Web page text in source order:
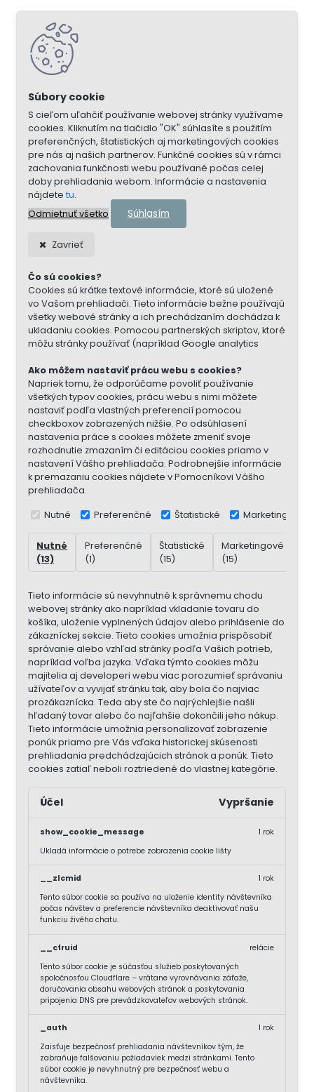
S cieľom uľahčiť používanie webovej stránky využívame
cookies. Kliknutím na tlačidlo "OK" súhlasíte s použitím
preferenčných, štatistických aj marketingových cookies
pre nás aj našich partnerov. Funkčné cookies sú v rámci
zachovania funkčnosti webu používané počas celej
doby prehliadania webom. Informácie a nastavenia
nájdete tu.
Odmietnuť všetko
Súhlasím
Zavrieť
Čo sú cookies?
Cookies sú krátke textové informácie, ktoré sú uložené
vo Vašom prehliadači. Tieto informácie bežne používajú
všetky webové stránky a ich prechádzaním dochádza k
ukladaniu cookies. Pomocou partnerských skriptov, ktoré
môžu stránky používať (napríklad Google analytics
Ako môžem nastaviť prácu webu s cookies?
Napriek tomu, že odporúčame povoliť používanie
všetkých typov cookies, prácu webu s nimi môžete
nastaviť podľa vlastných preferencií pomocou
checkboxov zobrazených nižšie. Po odsúhlasení
nastavenia práce s cookies môžete zmeniť svoje
rozhodnutie zmazaním či editáciou cookies priamo v
nastavení Vášho prehliadača. Podrobnejšie informácie
k premazaniu cookies nájdete v Pomocníkovi Vášho
prehliadača.
Nutné Preferenčné Štatistické Marketingové
Nutné
(13)
Preferenčné
(1)
Štatistické
(15)
Marketingové
(15)
Tieto informácie sú nevyhnutné k správnemu chodu
webovej stránky ako napríklad vkladanie tovaru do
košíka, uloženie vyplnených údajov alebo prihlásenie do
zákazníckej sekcie. Tieto cookies umožnia prispôsobiť
správanie alebo vzhľad stránky podľa Vašich potrieb,
napríklad voľba jazyka. Vďaka týmto cookies môžu
majitelia aj developeri webu viac porozumieť správaniu
užívateľov a vyvijať stránku tak, aby bola čo najviac
prozákaznícka. Teda aby ste čo najrýchlejšie našli
hľadaný tovar alebo čo najľahšie dokončili jeho nákup.
Tieto informácie umožnia personalizovať zobrazenie
ponúk priamo pre Vás vďaka historickej skúsenosti
prehliadania predchádzajúcich stránok a ponúk. Tieto
cookies zatiaľ neboli roztriedené do vlastnej kategórie.
Účel Vypršanie
show_cookie_message
Ukladá informácie o potrebe zobrazenia cookie lišty
1 rok
__zlcmid
Tento súbor cookie sa používa na uloženie identity návštevníka
počas návštev a preferencie návštevníka deaktivovať našu
funkciu živého chatu.
1 rok
__cfruid
Tento súbor cookie je súčasťou služieb poskytovaných
spoločnosťou Cloudflare – vrátane vyrovnávania záťaže,
doručovania obsahu webových stránok a poskytovania
pripojenia DNS pre prevádzkovateľov webových stránok.
relácie
_auth
Zaisťuje bezpečnosť prehliadania návštevníkov tým, že
zabraňuje falšovaniu požiadaviek medzi stránkami. Tento
súbor cookie je nevyhnutný pre bezpečnosť webu a
návštevníka.
1 rok